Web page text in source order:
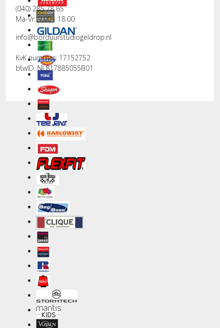
(040) 285 78 65
Ma-Vr: 9.00 - 18.00
info@borduurstudiogeldrop.nl
KvK nummer: 17152752
btwID: NL817885055B01